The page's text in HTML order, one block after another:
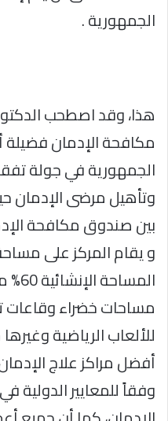
الجمهورية .
هذا، وقد اصطحب
مكافحة الإدمان فضيلة
الجمهورية في جولة
وتأهيل مرضى الإدمان
بين صندوق مكافحة
مساحات خضراء
للألعاب الرياضية
أفضل مراكز علاج
وفقاً للمعايير